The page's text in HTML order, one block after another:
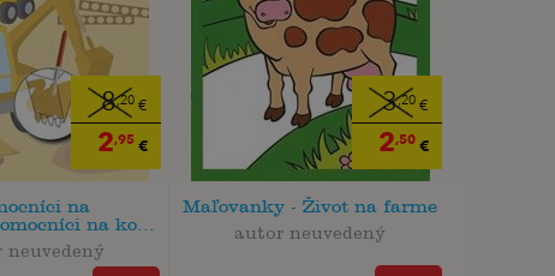
8,20 €
2,95 €
na
na ko...
neuvedený
3,20 €
2,50 €
Maľovanky - Život na farme
autor neuvedený